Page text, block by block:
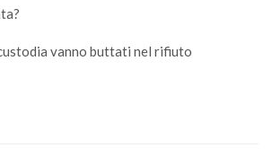
vanno buttati nel rifiuto